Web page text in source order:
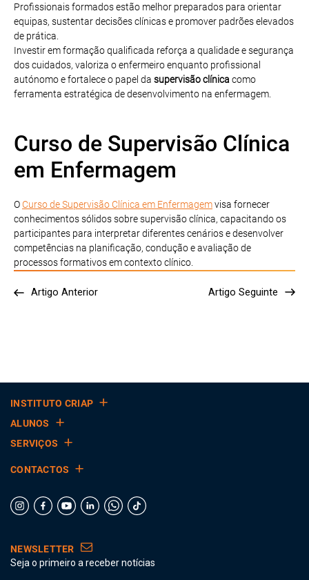
Profissionais formados estão melhor preparados para orientar
equipas, sustentar decisões clínicas e promover padrões elevados
de prática.
Investir em formação qualificada reforça a qualidade e segurança
dos cuidados, valoriza o enfermeiro enquanto profissional
autónomo e fortalece o papel da supervisão clínica como
ferramenta estratégica de desenvolvimento na enfermagem.
Curso de Supervisão Clínica
em Enfermagem
O Curso de Supervisão Clínica em Enfermagemvisa fornecer
conhecimentos sólidos sobre supervisão clínica, capacitando os
participantes para interpretar diferentes cenários e desenvolver
competências na planificação, condução e avaliação de
processos formativos em contexto clínico.
Artigo Anterior Artigo Seguinte
INSTITUTO CRIAP
ALUNOS
SERVIÇOS
CONTACTOS
NEWSLETTER
Seja o primeiro a receber notícias